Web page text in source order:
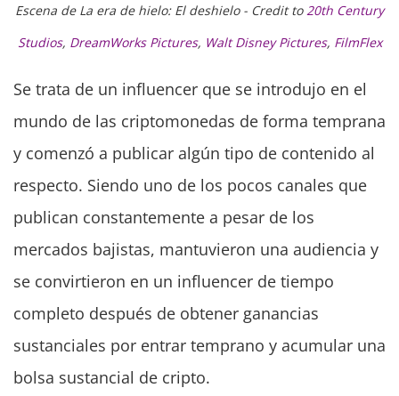
Escena de La era de hielo: El deshielo - Credit to20th Century
Studios, DreamWorks Pictures, Walt Disney Pictures, FilmFlex
Se trata de un influencer que se introdujo en el
mundo de las criptomonedas de forma temprana
y comenzó a publicar algún tipo de contenido al
respecto. Siendo uno de los pocos canales que
publican constantemente a pesar de los
mercados bajistas, mantuvieron una audiencia y
se convirtieron en un influencer de tiempo
completo después de obtener ganancias
sustanciales por entrar temprano y acumular una
bolsa sustancial de cripto.